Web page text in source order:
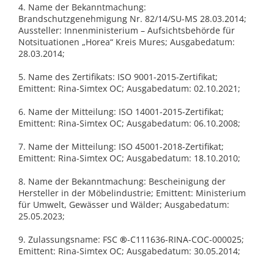
4. Name der Bekanntmachung:
Brandschutzgenehmigung Nr. 82/14/SU-MS 28.03.2014;
Aussteller: Innenministerium – Aufsichtsbehörde für
Notsituationen „Horea“ Kreis Mures; Ausgabedatum:
28.03.2014;
5. Name des Zertifikats: ISO 9001-2015-Zertifikat;
Emittent: Rina-Simtex OC; Ausgabedatum: 02.10.2021;
6. Name der Mitteilung: ISO 14001-2015-Zertifikat;
Emittent: Rina-Simtex OC; Ausgabedatum: 06.10.2008;
7. Name der Mitteilung: ISO 45001-2018-Zertifikat;
Emittent: Rina-Simtex OC; Ausgabedatum: 18.10.2010;
8. Name der Bekanntmachung: Bescheinigung der
Hersteller in der Möbelindustrie; Emittent: Ministerium
für Umwelt, Gewässer und Wälder; Ausgabedatum:
25.05.2023;
9. Zulassungsname: FSC ®-C111636-RINA-COC-000025;
Emittent: Rina-Simtex OC; Ausgabedatum: 30.05.2014;